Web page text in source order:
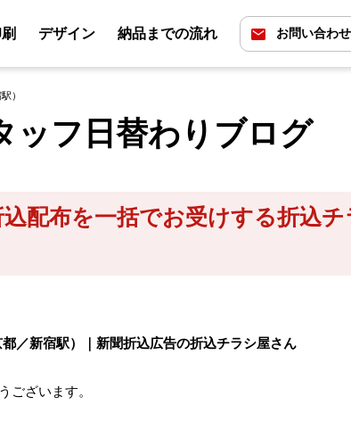
デザイン 納品までの流れ お問い合わせ
）
ッフ日替わりブログ
配布を一括でお受けする折込
／新宿駅）｜新聞折込広告の折込チラシ屋さん
ございます。